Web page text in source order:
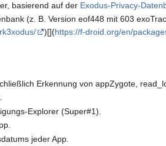
basierend auf der Exodus-Privacy-
(z. B. Version eof448 mit 603
)[](https://f-droid.org/en/
Erkennung von appZygote,
Explorer (Super#1).
jeder App.